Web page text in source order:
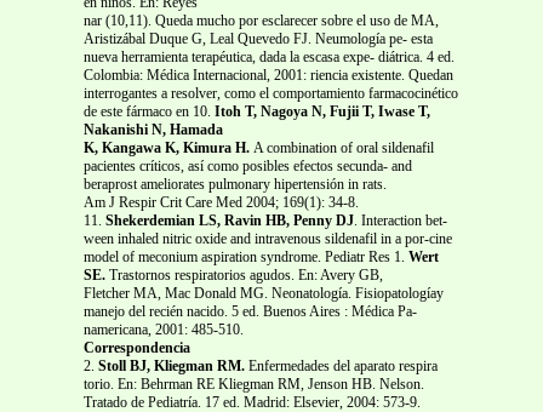
nar (10,11). Queda mucho por esclarecer sobre el uso de MA,
Aristizábal Duque G, Leal Quevedo FJ. Neumología pe- esta
nueva herramienta terapéutica, dada la escasa expe- diátrica. 4 ed.
Colombia: Médica Internacional, 2001: riencia existente. Quedan
interrogantes a resolver, como el comportamiento farmacocinético
de este fármaco en 10. Itoh T, Nagoya N, Fujii T, Iwase T,
Nakanishi N, Hamada
K, Kangawa K, Kimura H. A combination of oral sildenafil
pacientes críticos, así como posibles efectos secunda- and
beraprost ameliorates pulmonary hipertensión in rats.
Am J Respir Crit Care Med 2004; 169(1): 34-8.
11. Shekerdemian LS, Ravin HB, Penny DJ. Interaction bet-
ween inhaled nitric oxide and intravenous sildenafil in a por-cine
model of meconium aspiration syndrome. Pediatr Res 1. Wert
SE. Trastornos respiratorios agudos. En: Avery GB,
Fletcher MA, Mac Donald MG. Neonatología. Fisiopatologíay
manejo del recién nacido. 5 ed. Buenos Aires : Médica Pa-
namericana, 2001: 485-510.
Correspondencia
2. Stoll BJ, Kliegman RM. Enfermedades del aparato respira
torio. En: Behrman RE Kliegman RM, Jenson HB. Nelson.
Tratado de Pediatría. 17 ed. Madrid: Elsevier, 2004: 573-9.